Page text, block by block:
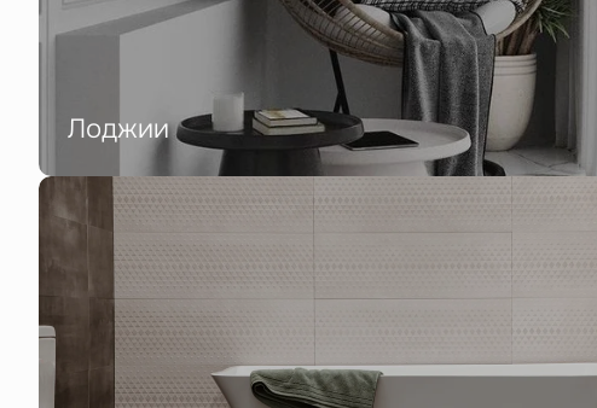
Лоджии